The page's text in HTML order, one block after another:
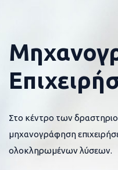
Στο κέντρο των
μηχανογράφηση
ολοκληρωμένων λύσεων.